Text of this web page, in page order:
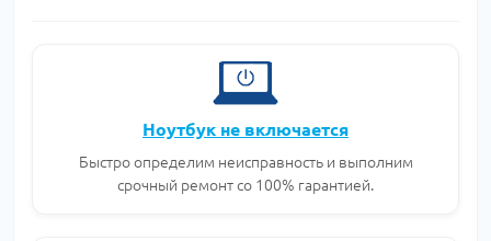
Ноутбук не включается
Быстро определим неисправность и выполним
срочный ремонт со 100% гарантией.